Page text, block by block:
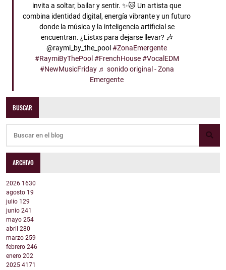
invita a soltar, bailar y sentir. ✨🐱 Un artista que
combina identidad digital, energía vibrante y un futuro
donde la música y la inteligencia artificial se
encuentran. ¿Listxs para dejarse llevar? 🎶
@raymi_by_the_pool#ZonaEmergente
#RaymiByThePool #FrenchHouse #VocalEDM
#NewMusicFriday ♬ sonido original - Zona
Emergente
BUSCAR
ARCHIVO
2026 1630
agosto 19
julio 129
junio 241
mayo 254
abril 280
marzo 259
febrero 246
enero 202
2025 4171